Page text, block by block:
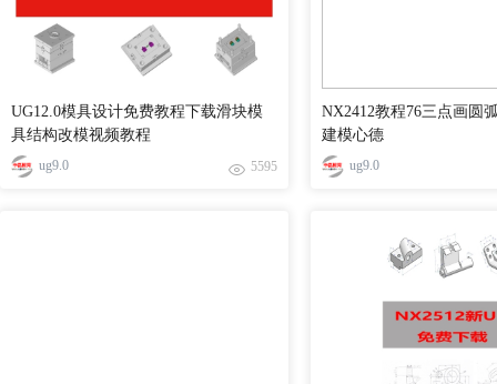
UG12.0模具设计免费教程下载滑块模
具结构改模视频教程
ug9.0 5595
NX2412教程76三点画圆
建模心德
ug9.0